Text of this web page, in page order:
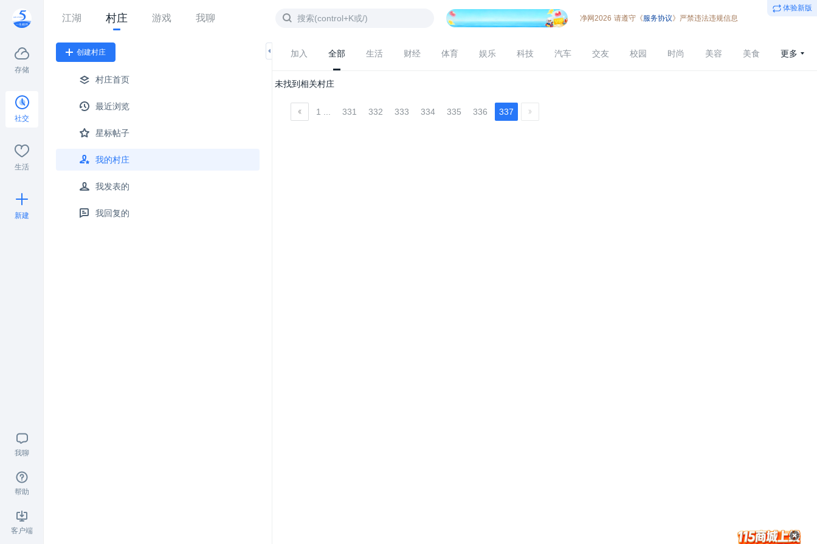
存储
社交
生活
新建
我聊
帮助
客户端
江湖 村庄 游戏 我聊 净网2026 请遵守《服务协议》严禁违法违规信息
体验新版
创建村庄
村庄首页
最近浏览
星标帖子
我的村庄
我发表的
我回复的
加入 全部 生活 财经 体育 娱乐 科技 汽车 交友 校园 时尚 美容 美食 更多
未找到相关村庄
1 ... 331 332 333 334 335 336 337